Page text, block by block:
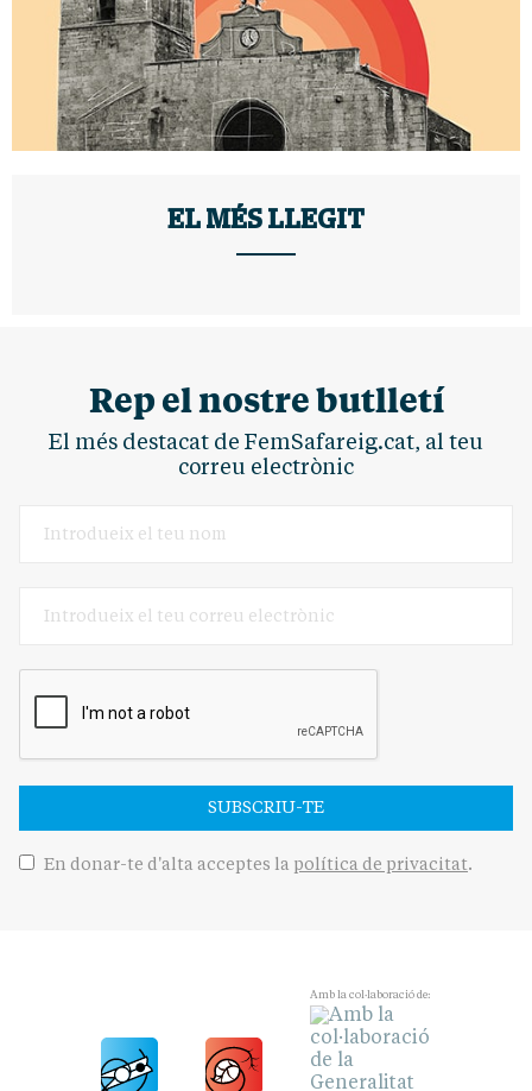
EL MÉS LLEGIT
Rep el nostre butlletí
El més destacat de FemSafareig.cat, al teu
correu electrònic
SUBSCRIU-TE
En donar-te d'alta acceptes la política de privacitat.
Amb la col·laboració de: